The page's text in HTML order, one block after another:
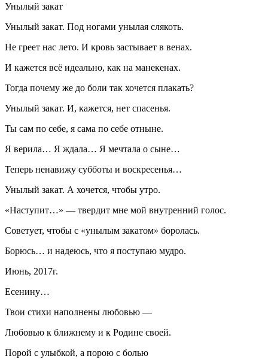
Унылый закат
Унылый закат. Под ногами унылая слякоть.
Не греет нас лето. И кровь застывает в венах.
И кажется всё идеально, как на манекенах.
Тогда почему же до боли так хочется плакать?
Унылый закат. И, кажется, нет спасенья.
Ты сам по себе, я сама по себе отныне.
Я верила… Я ждала… Я мечтала о сыне…
Теперь ненавижу субботы и воскресенья…
Унылый закат. А хочется, чтобы утро.
«Наступит…» — твердит мне мой внутренний голос.
Советует, чтобы с «унылым закатом» боролась.
Борюсь… и надеюсь, что я поступаю мудро.
Июнь, 2017г.
Есенину…
Твои стихи наполнены любовью —
Любовью к ближнему и к Родине своей.
Порой с улыбкой, а порою с болью